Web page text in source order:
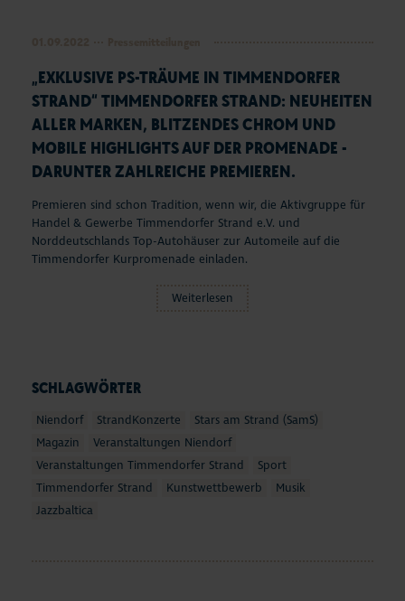
SCHLAGWÖRTER
Niendorf StrandKonzerte
Stars am Strand (SamS)
Magazin
Veranstaltungen Niendorf
Veranstaltungen Timmendorfer Strand
Sport
Timmendorfer Strand
Kunstwettbewerb
Musik
Jazzbaltica
„EXKLUSIVE PS-TRÄUME IN TIMMENDORFER
STRAND“ TIMMENDORFER STRAND: NEUHEITEN
ALLER MARKEN, BLITZENDES CHROM UND
MOBILE HIGHLIGHTS AUF DER PROMENADE -
DARUNTER ZAHLREICHE PREMIEREN.
Premieren sind schon Tradition, wenn wir, die Aktivgruppe für
Handel & Gewerbe Timmendorfer Strand e.V. und
Norddeutschlands Top-Autohäuser zur Automeile auf die
Timmendorfer Kurpromenade einladen.
Weiterlesen